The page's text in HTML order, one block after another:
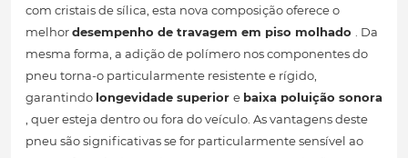
com cristais de sílica, esta nova composição oferece o
melhordesempenho de travagem em piso molhado . Da
mesma forma, a adição de polímero nos componentes do
pneu torna-o particularmente resistente e rígido,
garantindo longevidade superior e baixa poluição sonora
, quer esteja dentro ou fora do veículo. As vantagens deste
pneu são significativas se for particularmente sensível ao